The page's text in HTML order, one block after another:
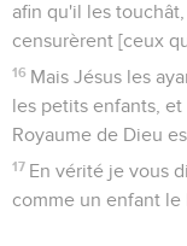
afin qu'il les
censurèrent [ceux
16 Mais Jésus les
les petits enfants,
Royaume de Dieu
17 En vérité je vous
comme un enfant le